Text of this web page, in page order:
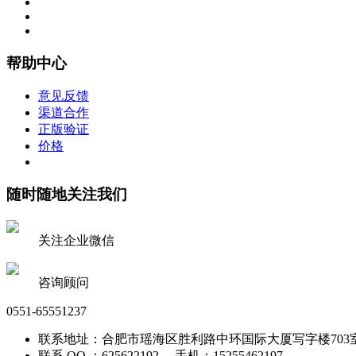
帮助中心
意见反馈
渠道合作
正版验证
价格
随时随地关注我们
关注企业微信
咨询顾问
0551-65551237
联系地址：合肥市瑶海区胜利路中环国际大厦写字楼703